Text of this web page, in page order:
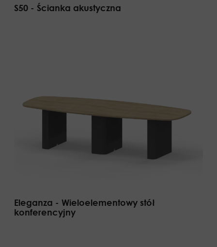
S50 - Ścianka akustyczna
Eleganza - Wieloelementowy stół
konferencyjny